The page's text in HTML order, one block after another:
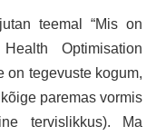
teemal “Mis on
Optimisation
on tegevuste kogum,
paremas vormis
tervislikkus). Ma